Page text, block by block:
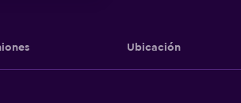
Ubicación